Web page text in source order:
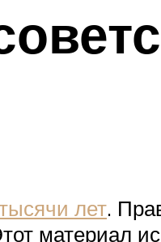
лет.
материал